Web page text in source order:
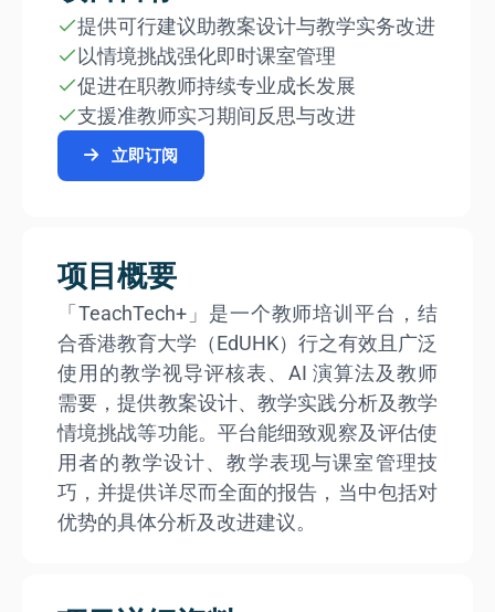
提供可行建议助教案设计与教学实务改进
以情境挑战强化即时课室管理
促进在职教师持续专业成长发展
支援准教师实习期间反思与改进
立即订阅
项目概要
「TeachTech+」是一个教师培训平台，结
合香港教育大学（EdUHK）行之有效且广泛
使用的教学视导评核表、AI 演算法及教师
需要，提供教案设计、教学实践分析及教学
情境挑战等功能。平台能细致观察及评估使
用者的教学设计、教学表现与课室管理技
巧，并提供详尽而全面的报告，当中包括对
优势的具体分析及改进建议。